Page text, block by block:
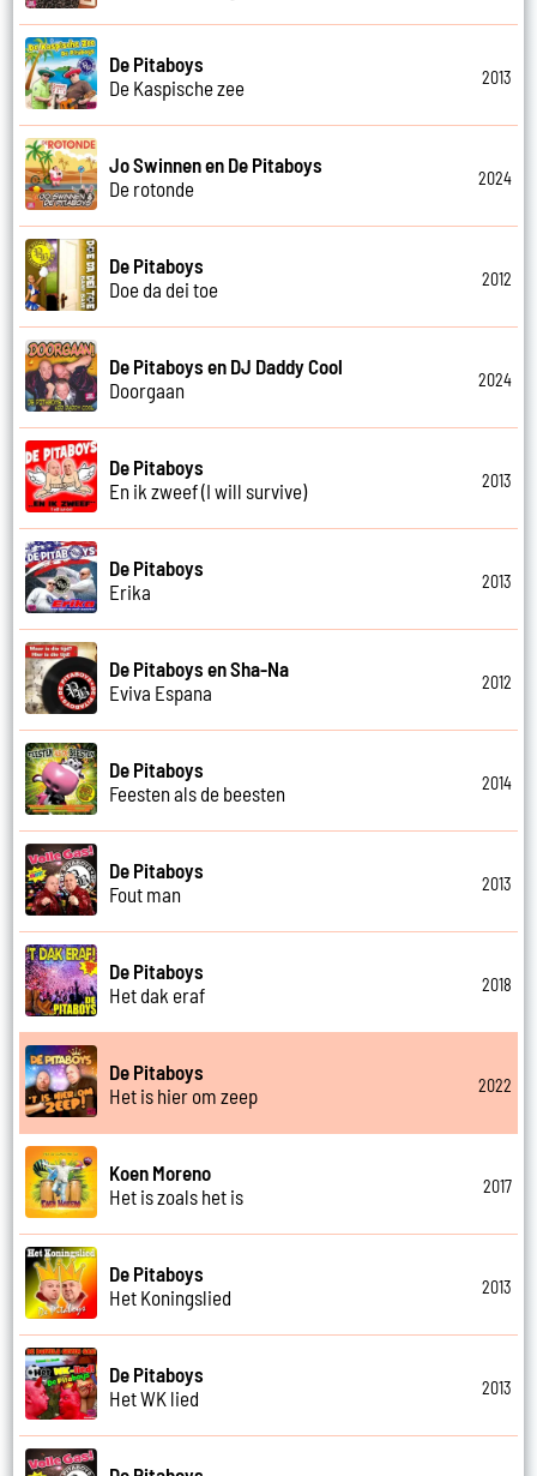
De Pitaboys
De Kaspische zee
2013
Jo Swinnen en De Pitaboys
De rotonde
2024
De Pitaboys
Doe da dei toe
2012
De Pitaboys en DJ Daddy Cool
Doorgaan
2024
De Pitaboys
En ik zweef (I will survive)
2013
De Pitaboys
Erika
2013
De Pitaboys en Sha-Na
Eviva Espana
2012
De Pitaboys
Feesten als de beesten
2014
De Pitaboys
Fout man
2013
De Pitaboys
Het dak eraf
2018
De Pitaboys
Het is hier om zeep
2022
Koen Moreno
Het is zoals het is
2017
De Pitaboys
Het Koningslied
2013
De Pitaboys
Het WK lied
2013